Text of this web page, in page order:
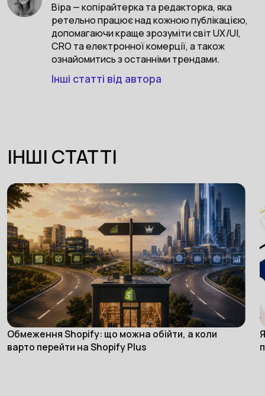
Віра — копірайтерка та редакторка, яка
ретельно працює над кожною публікацією,
допомагаючи краще зрозуміти світ UX/UI,
CRO та електронної комерції, а також
ознайомитись з останніми трендами.
Інші статті від автора
ІНШІ СТАТТІ
eCommerce
Обмеження Shopify: що можна обійти, а коли
варто перейти на Shopify Plus